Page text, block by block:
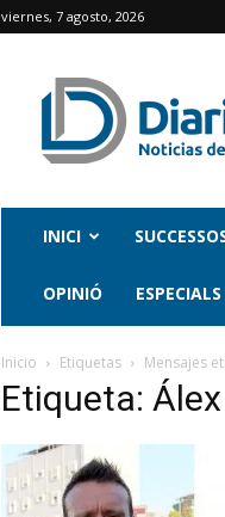
viernes, 7 agosto, 2026
INICI
OPINIÓ ESPECIALS
Inicio Etiquetas Mensajes
Etiqueta: